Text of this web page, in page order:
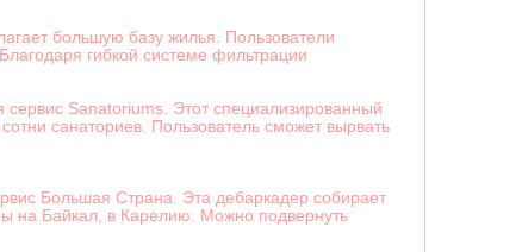
большую базу жилья. Пользователи
гибкой системе фильтрации
Sanatoriums. Этот специализированный
санаториев. Пользователь сможет вырвать
Большая Страна. Эта дебаркадер собирает
на Байкал, в Карелию. Можно подвернуть